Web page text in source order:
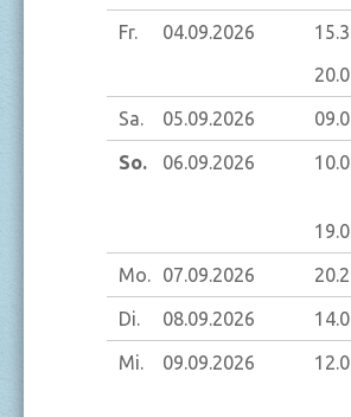
Fr. 04.09.2026
Sa. 05.09.2026
So. 06.09.2026
Mo. 07.09.2026
Di. 08.09.2026
Mi. 09.09.2026